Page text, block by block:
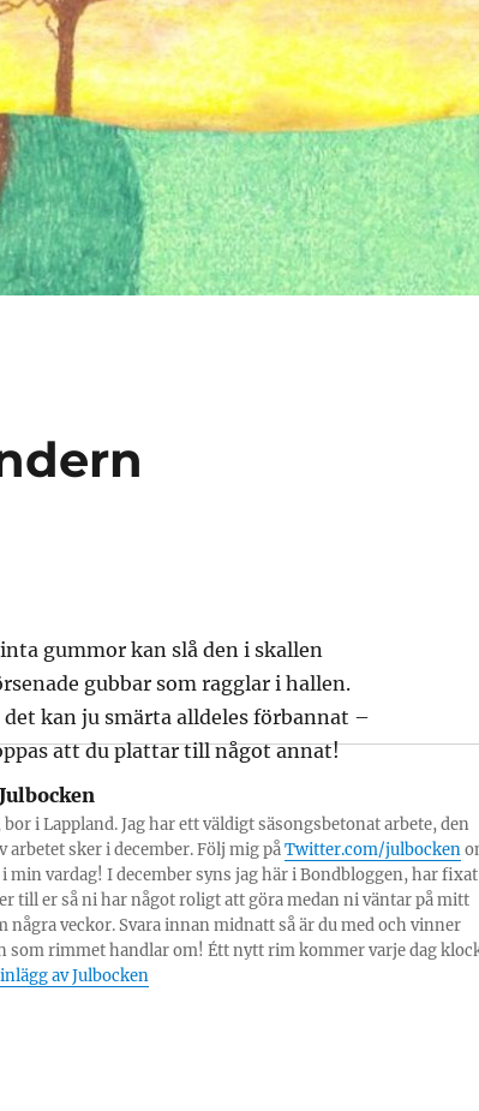
gummor kan slå den i skallen
gubbar som ragglar i hallen.
det kan ju smärta alldeles förbannat –
att du plattar till något annat!
bor i Lappland. Jag har ett väldigt säsongsbetonat arbete, den
arbetet sker i december. Följ mig påTwitter.com/julbocken
min vardag! I december syns jag här i Bondbloggen, har
till er så ni har något roligt att göra medan ni väntar på mitt
några veckor. Svara innan midnatt så är du med och vinner
som rimmet handlar om! Étt nytt rim kommer varje dag
av Julbocken